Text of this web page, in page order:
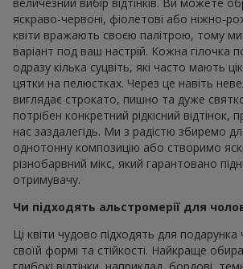
яскраво-червоні, фіолетові або ніжно-
квіти вражають своєю палітрою, тому
варіант под ваш настрій. Кожна гілочка
одразу кілька суцвіть, які часто мають
цятки на пелюстках. Через це навіть
виглядає строкато, пишно та дуже
потрібен конкретний рідкісний відтінок,
нас заздалегідь. Ми з радістю збиремо
однотонну композицію або створимо
різнобарвний мікс, який гарантовано
отримувачу.
Чи підходять альстромерії для
Ці квіти чудово підходять для
своїй формі та стійкості. Найкраще